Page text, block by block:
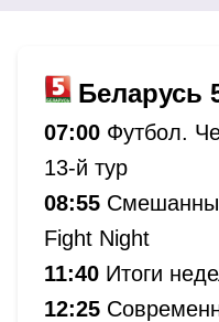
Беларусь
07:00 Футбол.
13-й тур
08:55
Fight Night
11:40 Итоги
12:25